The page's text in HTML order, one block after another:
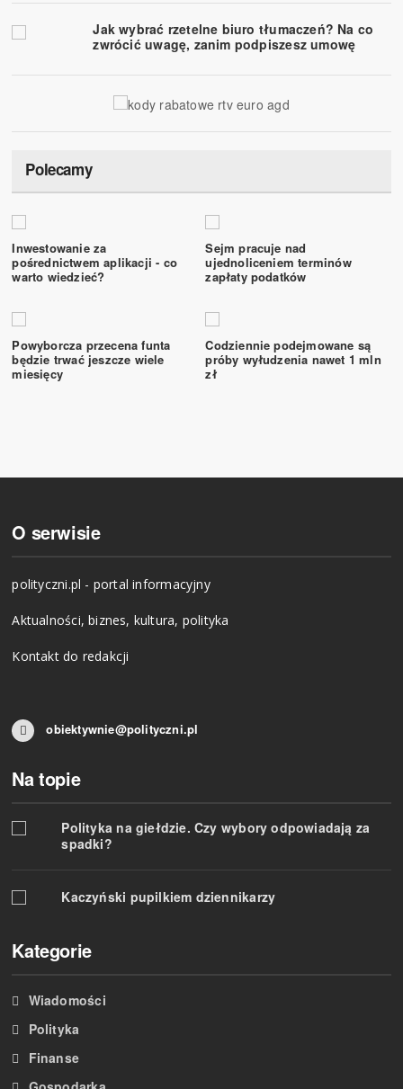
Jak wybrać rzetelne biuro tłumaczeń? Na co
zwrócić uwagę, zanim podpiszesz umowę
Polecamy
Inwestowanie za
pośrednictwem aplikacji - co
warto wiedzieć?
Sejm pracuje nad
ujednoliceniem terminów
zapłaty podatków
Powyborcza przecena funta
będzie trwać jeszcze wiele
miesięcy
Codziennie podejmowane są
próby wyłudzenia nawet 1 mln
zł
O serwisie
polityczni.pl - portal informacyjny
Aktualności, biznes, kultura, polityka
Kontakt do redakcji
obiektywnie@polityczni.pl
Na topie
Polityka na giełdzie. Czy wybory odpowiadają za
spadki?
Kaczyński pupilkiem dziennikarzy
Kategorie
Wiadomości
Polityka
Finanse